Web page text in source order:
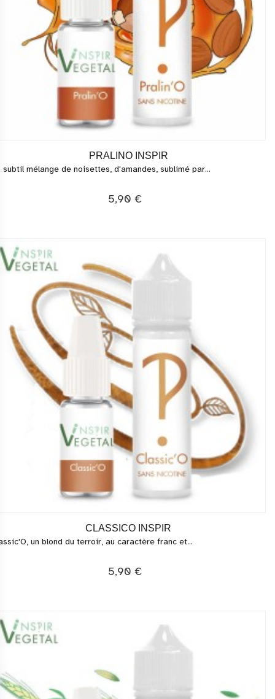
PRALINO INSPIR
subtil mélange de noisettes, d'amandes, sublimé par...
5,90 €
CLASSICO INSPIR
un blond du terroir, au caractère franc et...
5,90 €